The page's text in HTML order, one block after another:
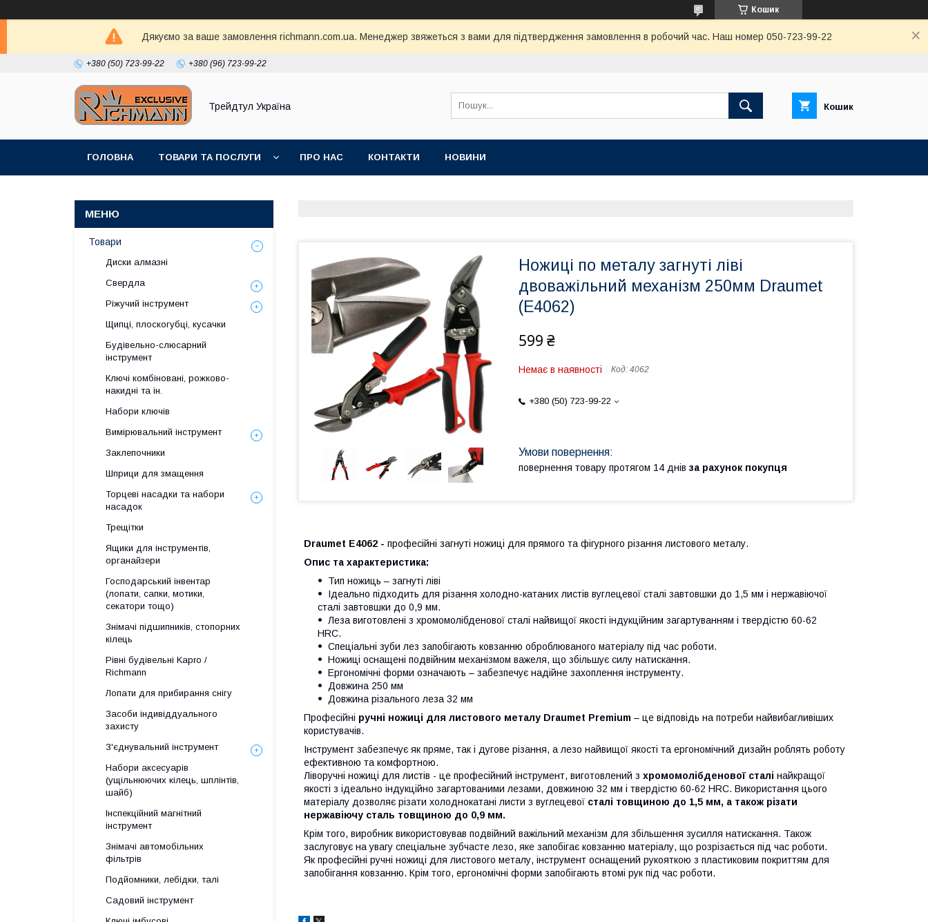
Кошик
Дякуємо за ваше замовлення richmann.com.ua. Менеджер звяжеться з вами для підтвердження замовлення в робочий час. Наш номер 050-723-99-22
+380 (50) 723-99-22 +380 (96) 723-99-22
Трейдтул Україна Кошик
ГОЛОВНА ТОВАРИ ТА ПОСЛУГИ ПРО НАС КОНТАКТИ НОВИНИ
Ножиці по металу загнуті ліві
двоважільний механізм 250мм Draumet
(E4062)
599 ₴
Немає в наявності Код: 4062
+380 (50) 723-99-22
повернення товару протягом 14 днів за рахунок покупця
Draumet E4062 - професійні загнуті ножиці для прямого та фігурного різання листового металу.
Опис та характеристика:
Тип ножиць – загнуті ліві
Ідеально підходить для різання холодно-катаних листів вуглецевої сталі завтовшки до 1,5 мм і нержавіючої
сталі завтовшки до 0,9 мм.
Леза виготовлені з хромомолібденової сталі найвищої якості індукційним загартуванням і твердістю 60-62
HRC.
Спеціальні зуби лез запобігають ковзанню оброблюваного матеріалу під час роботи.
Ножиці оснащені подвійним механізмом важеля, що збільшує силу натискання.
Ергономічні форми означають – забезпечує надійне захоплення інструменту.
Довжина 250 мм
Довжина різального леза 32 мм
Професійні ручні ножиці для листового металу Draumet Premium – це відповідь на потреби найвибагливіших
користувачів.
Інструмент забезпечує як пряме, так і дугове різання, а лезо найвищої якості та ергономічний дизайн роблять роботу
ефективною та комфортною.
Ліворучні ножиці для листів - це професійний інструмент, виготовлений з хромомолібденової сталі найкращої
якості з ідеально індукційно загартованими лезами, довжиною 32 мм і твердістю 60-62 HRC. Використання цього
матеріалу дозволяє різати холоднокатані листи з вуглецевої сталі товщиною до 1,5 мм, а також різати
нержавіючу сталь товщиною до 0,9 мм.
Крім того, виробник використовував подвійний важільний механізм для збільшення зусилля натискання. Також
заслуговує на увагу спеціальне зубчасте лезо, яке запобігає ковзанню матеріалу, що розрізається під час роботи.
Як професійні ручні ножиці для листового металу, інструмент оснащений рукояткою з пластиковим покриттям для
запобігання ковзанню. Крім того, ергономічні форми запобігають втомі рук під час роботи.
Товари
Диски алмазні
Свердла
Ріжучий інструмент
Щипці, плоскогубці, кусачки
Будівельно-слюсарний
інструмент
Ключі комбіновані, рожково-
накидні та ін.
Набори ключів
Вимірювальний інструмент
Заклепочники
Шприци для змащення
Торцеві насадки та набори
насадок
Трещітки
Ящики для інструментів,
органайзери
Господарський інвентар
(лопати, сапки, мотики,
секатори тощо)
Знімачі підшипників, стопорних
кілець
Рівні будівельні Kapro /
Richmann
Лопати для прибирання снігу
Засоби індивіддуального
захисту
З'єднувальний інструмент
Набори аксесуарів
(ущільнюючих кілець, шплінтів,
шайб)
Інспекційний магнітний
інструмент
Знімачі автомобільних
фільтрів
Подйомники, лебідки, талі
Садовий інструмент